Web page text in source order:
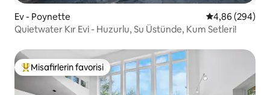
Ev - Poynette 5 üzerinden
4,86 (294)
Quietwater Kır Evi - Huzurlu, Su Üstünde, Kum Setleri!
Misafirlerin favorilerinden en beğenilenler arasında
Misafirlerin favorisi